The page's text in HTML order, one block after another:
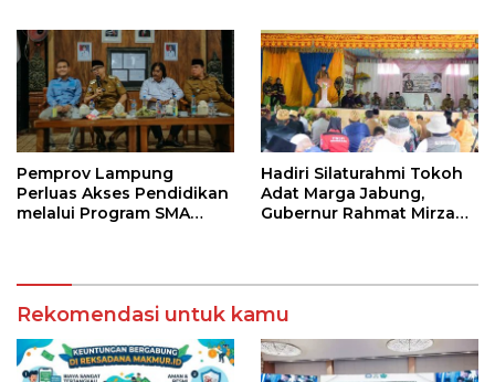
Pemprov Lampung
Perluas Akses Pendidikan
melalui Program SMA
Hadiri Silaturahmi Tokoh
Adat Marga Jabung,
Gubernur Rahmat Mirzani
Penguatan Budaya dan
SDM
Rekomendasi untuk kamu